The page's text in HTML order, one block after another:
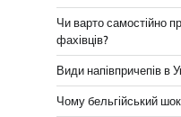
Чи варто самостійно
фахівців?
Види напівпричепів в
Чому бельгійський